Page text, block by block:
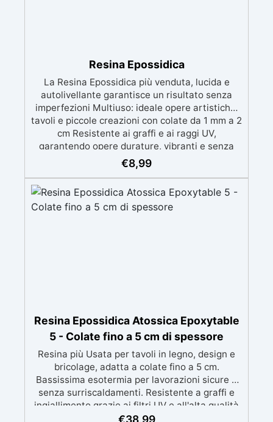
Resina Epossidica
La Resina Epossidica più venduta, lucida e
autolivellante garantisce un risultato senza
imperfezioni Multiuso: ideale opere artistiche,
tavoli e piccole creazioni con colate da 1 mm a 2
cm Resistente ai graffi e ai raggi UV,
garantendo opere durature, vibranti e senza
ingiallimenti nel tempo Bassa viscosità e
formula anti-bolle per risultati impeccabili,
Certificata Atossica post catalisi per contatto
con la pelle, BPA free e VoC Free
€8,99
Resina Epossidica Atossica Epoxytable
5 - Colate fino a 5 cm di spessore
Resina più Usata per tavoli in legno, design e
bricolage, adatta a colate fino a 5 cm.
Bassissima esotermia per lavorazioni sicure e
senza surriscaldamenti. Resistente a graffi e
ingiallimento grazie ai filtri UV e all'alta qualità
meccanica. Bassa viscosità per eliminare bolle
€38,99